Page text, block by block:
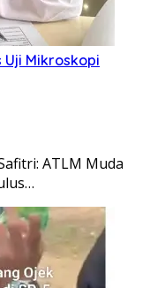
Uji Mikroskopi
ATLM Muda